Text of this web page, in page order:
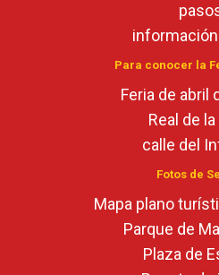
Para conocer la
Feria de abril
Real de la
calle del
Fotos de
Mapa plano
Parque de
Plaza de